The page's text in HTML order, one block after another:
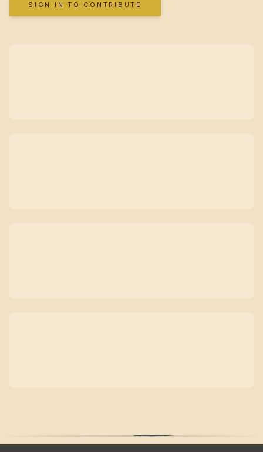
SIGN IN TO CONTRIBUTE